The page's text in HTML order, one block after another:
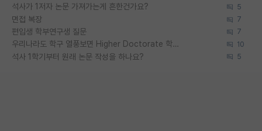
석사가 1저자 논문 가져가는게 흔한건가요? 5
면접 복장 7
편입생 학부연구생 질문 7
우리나라도 학구 열풍보면 Higher Doctorate 학위가 필요하다고 봅니다. 10
석사 1학기부터 원래 논문 작성을 하나요? 5